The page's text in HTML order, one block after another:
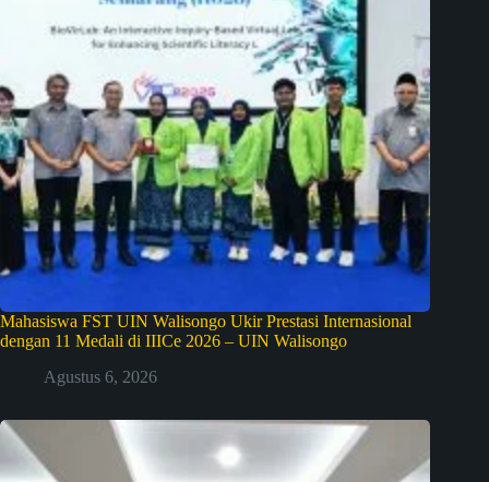
Mahasiswa FST UIN Walisongo Ukir Prestasi Internasional
dengan 11 Medali di IIICe 2026 – UIN Walisongo
Agustus 6, 2026